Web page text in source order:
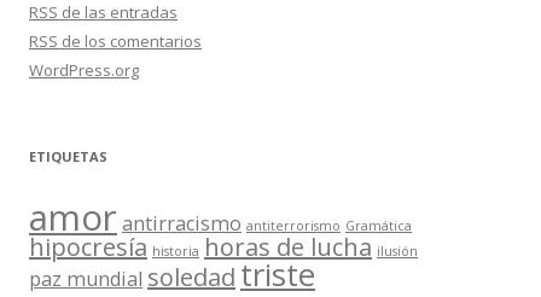
RSS de las entradas
RSS de los comentarios
WordPress.org
ETIQUETAS
amor antirracismo antiterrorismo Gramática
hipocresía historia horas de lucha ilusión
paz mundial soledad triste